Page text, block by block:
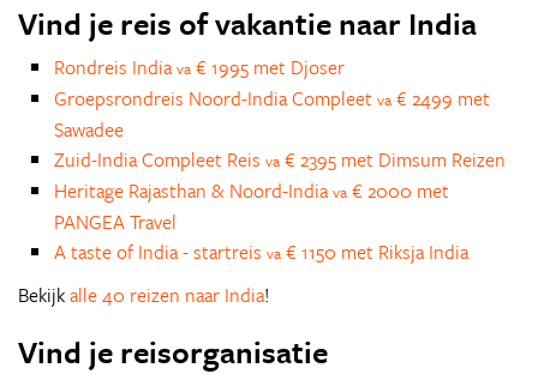
Vind je reis of vakantie naar India
Rondreis India va € 1995 met Djoser
Groepsrondreis Noord-India Compleet va € 2499 met
Sawadee
Zuid-India Compleet Reis va € 2395 met Dimsum Reizen
Heritage Rajasthan & Noord-India va € 2000 met
PANGEA Travel
A taste of India - startreis va € 1150 met Riksja India
Bekijkalle 40 reizen naar India!
Vind je reisorganisatie